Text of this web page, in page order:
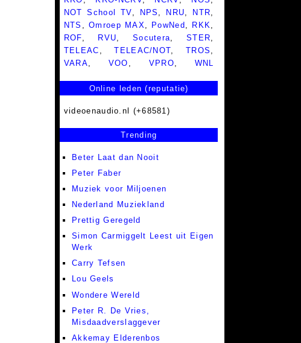
NOT School TV, NPS , NRU, NTR,
NTS ,Omroep MAX, PowNed , RKK,
ROF, RVU, Socutera,STER,
TELEAC ,TELEAC/NOT,TROS ,
VARA, VOO , VPRO, WNL
Online leden (reputatie)
videoenaudio.nl (+68581)
Trending
Beter Laat dan Nooit
Peter Faber
Muziek voor Miljoenen
Nederland Muziekland
Prettig Geregeld
Simon Carmiggelt Leest uit Eigen
Werk
Carry Tefsen
Lou Geels
Wondere Wereld
Peter R. De Vries,
Misdaadverslaggever
Akkemay Elderenbos